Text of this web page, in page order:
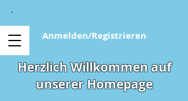
Anmelden/Registrieren
Herzlich Willkommen auf
unserer Homepage